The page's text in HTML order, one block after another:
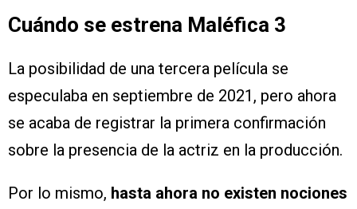
Cuándo se estrena Maléfica 3
La posibilidad de una tercera película se
especulaba en septiembre de 2021, pero ahora
se acaba de registrar la primera confirmación
sobre la presencia de la actriz en la producción.
Por lo mismo, hasta ahora no existen nociones